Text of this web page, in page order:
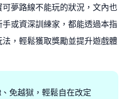
夢路線不能玩的狀況，文內也
或資深訓練家，都能透過本指
，輕鬆獲取獎勵並提升遊戲體
免越獄，輕鬆自在改定